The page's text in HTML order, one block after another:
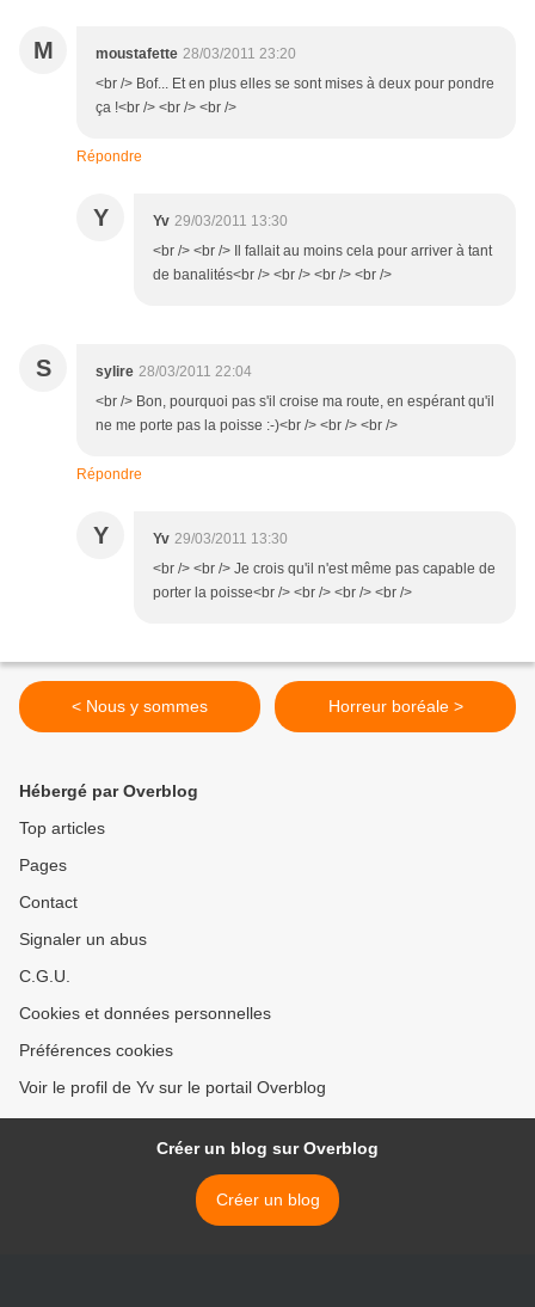
M moustafette 28/03/2011 23:20
<br /> Bof... Et en plus elles se sont mises à deux pour pondre
ça !<br /> <br /> <br />
Répondre
Y Yv 29/03/2011 13:30
<br /> <br /> Il fallait au moins cela pour arriver à tant
de banalités<br /> <br /> <br /> <br />
S sylire 28/03/2011 22:04
<br /> Bon, pourquoi pas s'il croise ma route, en espérant qu'il
ne me porte pas la poisse :-)<br /> <br /> <br />
Répondre
Y Yv 29/03/2011 13:30
<br /> <br /> Je crois qu'il n'est même pas capable de
porter la poisse<br /> <br /> <br /> <br />
< Nous y sommes Horreur boréale >
Hébergé par Overblog
Top articles
Pages
Contact
Signaler un abus
C.G.U.
Cookies et données personnelles
Préférences cookies
Voir le profil de Yv sur le portail Overblog
Créer un blog sur Overblog
Créer un blog